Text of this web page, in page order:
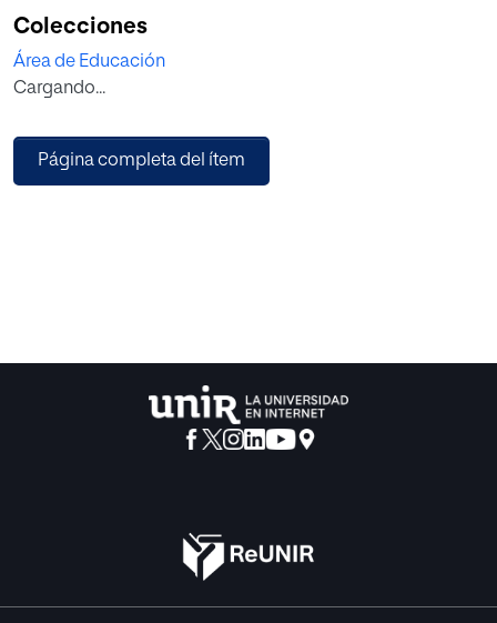
desarrollan las habilidades metacognitivas. Tras la revisión
bibliográfica se ha diseñado un cuestionario para evaluar
las destrezas metacognitivas de una muestra de alumnos.
ciertas carencias metacognitivas para evaluar su
conocimiento, determinar los objetivos y aplicabilidad de
Colecciones
Área de Educación
Cargando...
Página completa del ítem